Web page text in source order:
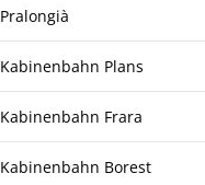
Pralongià
Kabinenbahn Plans
Kabinenbahn Frara
Kabinenbahn Borest